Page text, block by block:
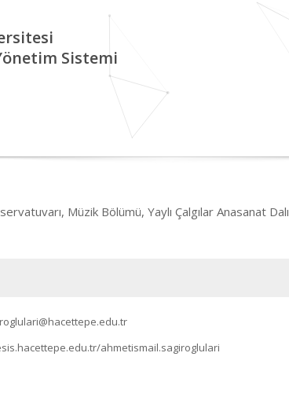
Sistemi
Müzik Bölümü, Yaylı Çalgılar Anasanat Dalı
ahmetismail.sagiroglulari